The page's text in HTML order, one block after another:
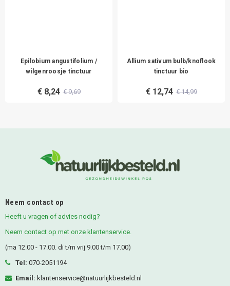
Epilobium angustifolium /
wilgenroosje tinctuur
€ 8,24 € 9,69
Allium sativum bulb/knoflook
tinctuur bio
€ 12,74 € 14,99
Neem contact op
Heeft u vragen of advies nodig?
Neem contact op met onze klantenservice.
(ma 12.00 - 17.00. di t/m vrij 9.00 t/m 17.00)
Tel: 070-2051194
Email: klantenservice@natuurlijkbesteld.nl